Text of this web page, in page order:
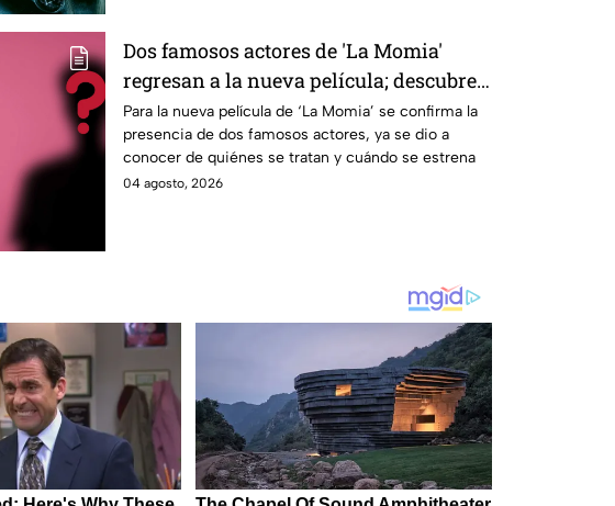
Dos famosos actores de 'La Momia'
regresan a la nueva película; descubre
de quiénes se tratan
Para la nueva película de ‘La Momia’ se confirma la
presencia de dos famosos actores, ya se dio a
conocer de quiénes se tratan y cuándo se estrena
04 agosto, 2026